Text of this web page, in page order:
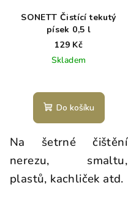
SONETT Čistící tekutý
písek 0,5 l
129 Kč
Skladem
Do košíku
Na šetrné čištění
nerezu, smaltu,
plastů, kachliček atd.